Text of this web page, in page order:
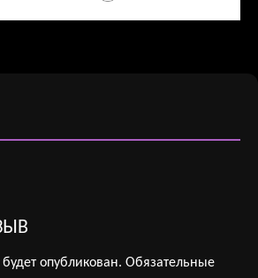
опубликован. Обязательные